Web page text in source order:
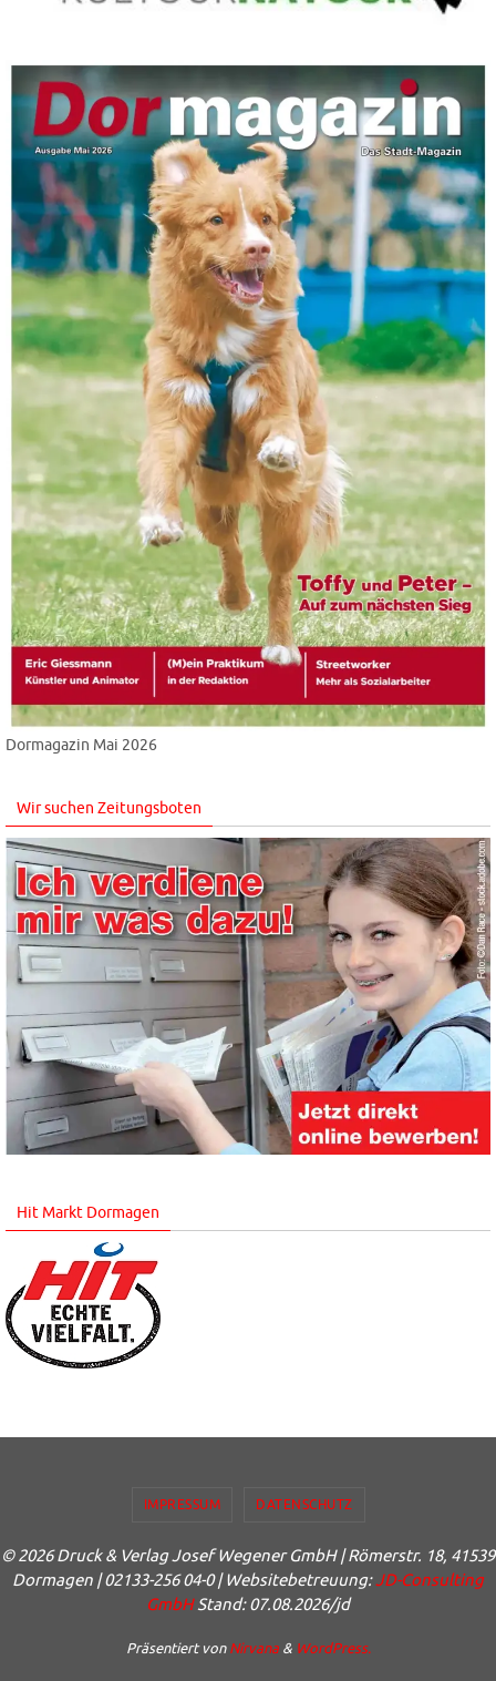
Dormagazin Mai 2026
Wir suchen Zeitungsboten
Hit Markt Dormagen
IMPRESSUM DATENSCHUTZ
© 2026 Druck & Verlag Josef Wegener GmbH | Römerstr. 18, 41539
Dormagen | 02133-256 04-0 | Websitebetreuung:JD-Consulting
GmbHStand: 07.08.2026/jd
Präsentiert vonNirvana& WordPress.